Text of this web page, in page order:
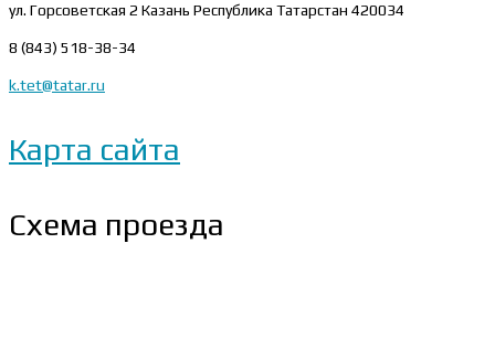
ул. Горсоветская 2 Казань Республика Татарстан 420034
8 (843) 518-38-34
k.tet@tatar.ru
Карта сайта
Схема проезда